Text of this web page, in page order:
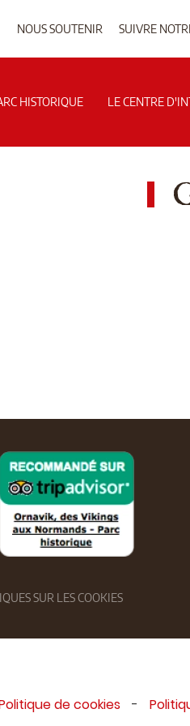
NOUS SOUTENIR SUIVRE
HISTORIQUE LE CENTRE
SUR LES COOKIES
de cookies -